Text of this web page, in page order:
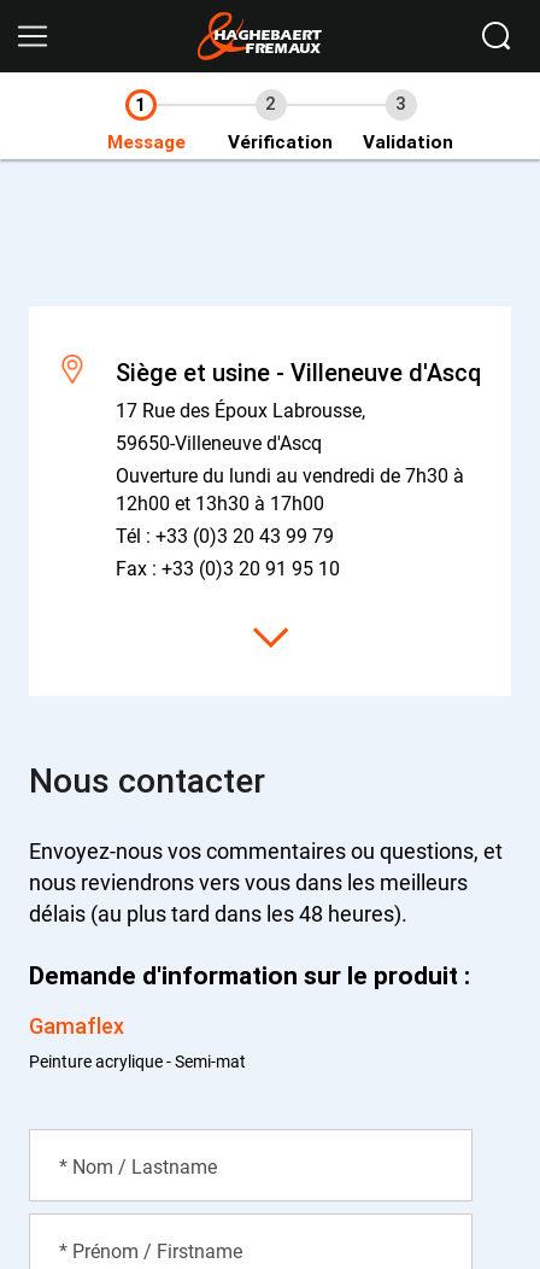
Ikomobi
Nous contacter
1
Message
2
Vérification
3
Validation
Siège et usine - Villeneuve d'Ascq
17 Rue des Époux Labrousse,
59650-Villeneuve d'Ascq
Ouverture du lundi au vendredi de 7h30 à
12h00 et 13h30 à 17h00
Tél : +33 (0)3 20 43 99 79
Fax : +33 (0)3 20 91 95 10
Nous contacter
Envoyez-nous vos commentaires ou questions, et
nous reviendrons vers vous dans les meilleurs
délais (au plus tard dans les 48 heures).
Demande d'information sur le produit :
Gamaflex
Peinture acrylique - Semi-mat
* Nom / Lastname
* Prénom / Firstname